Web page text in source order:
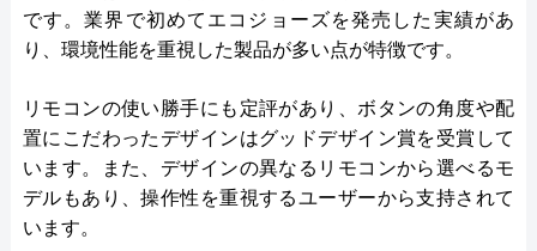
です。業界で初めてエコジョーズを発売した実績があ
り、環境性能を重視した製品が多い点が特徴です。
リモコンの使い勝手にも定評があり、ボタンの角度や配
置にこだわったデザインはグッドデザイン賞を受賞して
います。また、デザインの異なるリモコンから選べるモ
デルもあり、操作性を重視するユーザーから支持されて
います。